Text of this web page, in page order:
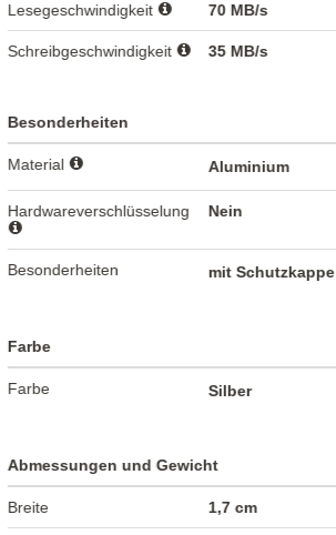
Lesegeschwindigkeit 70 MB/s
Schreibgeschwindigkeit 35 MB/s
Besonderheiten
Material Aluminium
Hardwareverschlüsselung Nein
Besonderheiten mit Schutzkappe
Farbe
Farbe Silber
Abmessungen und Gewicht
Breite 1,7 cm